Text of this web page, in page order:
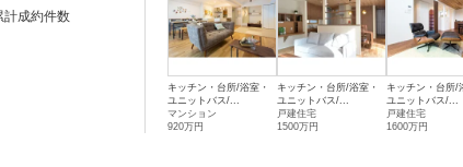
計成約件数
キッチン・台所/浴室・
ユニットバス/...
マンション
920万円
キッチン・台所/浴室・
ユニットバス/...
戸建住宅
1500万円
キッチン・台所/
ユニットバス/...
戸建住宅
1600万円